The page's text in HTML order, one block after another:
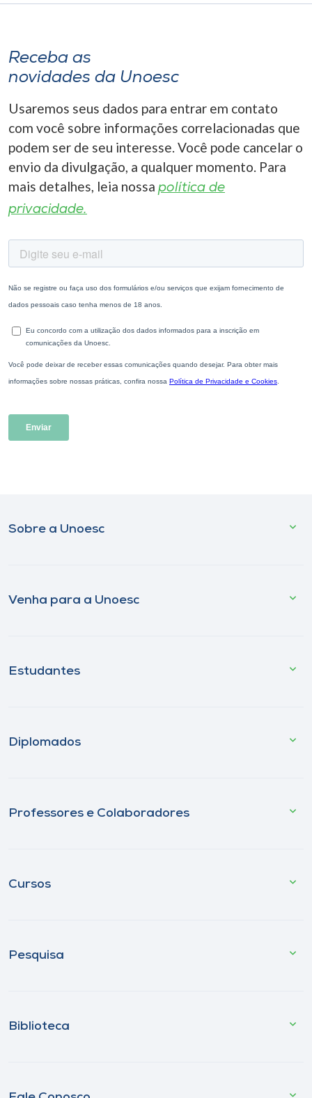
Receba as
novidades da Unoesc
Usaremos seus dados para entrar em contato
com você sobre informações correlacionadas que
podem ser de seu interesse. Você pode cancelar o
envio da divulgação, a qualquer momento. Para
mais detalhes, leia nossa política de
privacidade.
Sobre a Unoesc
Venha para a Unoesc
Estudantes
Diplomados
Professores e Colaboradores
Cursos
Pesquisa
Biblioteca